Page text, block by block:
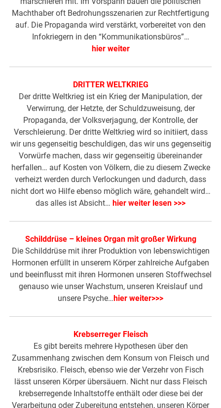
Machthaber oft Bedrohungsszenarien zur Rechtfertigung
auf. Die Propaganda wird verstärkt, vorbereitet von den
Infokriegern in den “Kommunikationsbüros”…
hier weiter
DRITTER WELTKRIEG
Der dritte Weltkrieg ist ein Krieg der Manipulation, der
Verwirrung, der Hetzte, der Schuldzuweisung, der
Propaganda, der Volksverjagung, der Kontrolle, der
Verschleierung. Der dritte Weltkrieg wird so initiiert, dass
wir uns gegenseitig beschuldigen, das wir uns gegenseitig
Vorwürfe machen, dass wir gegenseitig übereinander
herfallen… auf Kosten von Völkern, die zu diesem Zwecke
verheizt werden durch Verlockungen und dadurch, dass
nicht dort wo Hilfe ebenso möglich wäre, gehandelt wird…
das alles ist Absicht… hier weiter lesen >>>
Schilddrüse – kleines Organ mit großer Wirkung
Die Schilddrüse mit ihrer Produktion von lebenswichtigen
Hormonen erfüllt in unserem Körper zahlreiche Aufgaben
und beeinflusst mit ihren Hormonen unseren Stoffwechsel
genauso wie unser Wachstum, unseren Kreislauf und
unsere Psyche… hier weiter>>>
Krebserreger Fleisch
Es gibt bereits mehrere Hypothesen über den
Zusammenhang zwischen dem Konsum von Fleisch und
Krebsrisiko. Fleisch, ebenso wie der Verzehr von Fisch
lässt unseren Körper übersäuern. Nicht nur dass Fleisch
krebserregende Inhaltstoffe enthält oder diese bei der
Verarbeitung oder Zubereitung entstehen, unseren Körper